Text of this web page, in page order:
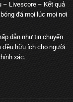
Livescore – Kết quả
đá mọi lúc mọi nơi
dẫn như tin chuyển
đều hữu ích cho người
xác.